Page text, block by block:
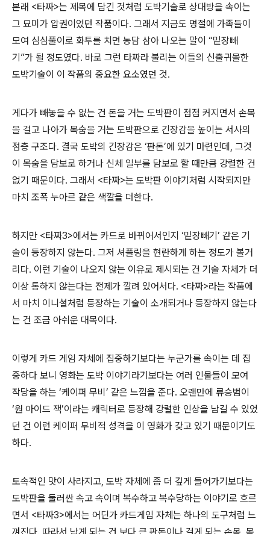
본래 <타짜>는 제목에 담긴 것처럼 도박기술로 상대방을 속이는
그 묘미가 압권이었던 작품이다. 그래서 지금도 명절에 가족들이
모여 심심풀이로 화투를 치면 농담 삼아 나오는 말이 “밑장빼
기”가 될 정도였다. 바로 그런 타짜라 불리는 이들의 신출귀몰한
도박기술이 이 작품의 중요한 요소였던 것.
게다가 빼놓을 수 없는 건 돈을 거는 도박판이 점점 커지면서 손목
을 걸고 나아가 목숨을 거는 도박판으로 긴장감을 높이는 서사의
점층 구조다. 결국 도박의 긴장감은 ‘판돈’에 있기 마련인데, 그것
이 목숨을 담보로 하거나 신체 일부를 담보로 할 때만큼 강렬한 건
없기 때문이다. 그래서 <타짜>는 도박판 이야기처럼 시작되지만
마치 조폭 누아르 같은 색깔을 더한다.
하지만 <타짜3>에서는 카드로 바뀌어서인지 ‘밑장빼기’ 같은 기
술이 등장하지 않는다. 그저 셔플링을 현란하게 하는 정도가 볼거
리다. 이런 기술이 나오지 않는 이유로 제시되는 건 기술 자체가 더
이상 통하지 않는다는 전제가 깔려 있어서다. <타짜>라는 작품에
서 마치 이니셜처럼 등장하는 기술이 소개되거나 등장하지 않는다
는 건 조금 아쉬운 대목이다.
이렇게 카드 게임 자체에 집중하기보다는 누군가를 속이는 데 집
중하다 보니 영화는 도박 이야기라기보다는 여러 인물들이 모여
작당을 하는 ‘케이퍼 무비’ 같은 느낌을 준다. 오랜만에 류승범이
‘원 아이드 잭’이라는 캐릭터로 등장해 강렬한 인상을 남길 수 있었
던 건 이런 케이퍼 무비적 성격을 이 영화가 갖고 있기 때문이기도
하다.
토속적인 맛이 사라지고, 도박 자체에 좀 더 깊게 들어가기보다는
도박판을 둘러싼 속고 속이며 복수하고 복수당하는 이야기로 흐르
면서 <타짜3>에서는 어딘가 카드게임 자체는 하나의 도구처럼 느